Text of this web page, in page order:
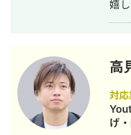
嬉しいです
ケ
ン
社
作
マ
月
高
対
げ